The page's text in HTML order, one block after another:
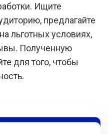
Ищите
предлагайте
льготных условиях,
Полученную
для того, чтобы